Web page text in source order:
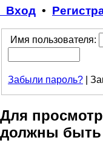
Вход •
Имя пользователя:
Забыли пароль?
Для
должны быть